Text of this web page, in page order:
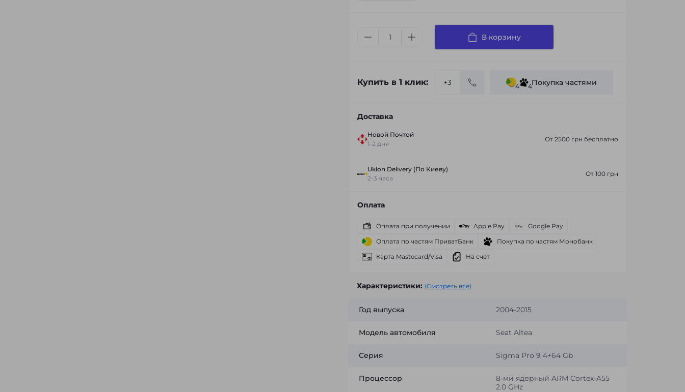
В корзину
Купить в 1 клик: 4 4Покупка частями
Доставка
Новой Почтой
1-2 дня
От 2500 грн бесплатно
Uklon Delivery (По Киеву)
2-3 часа
От 100 грн
Оплата
Оплата при получении Apple Pay
Google Pay
Оплата по частям ПриватБанк
Покупка по частям Монобанк
Карта Mastecard/Visa
На счет
Характеристики: (Смотреть все)
Год выпуска 2004-2015
Модель автомобиля Seat Altea
Серия Sigma Pro 9 4+64 Gb
Процессор
8-ми ядерный ARM Cortex-A55
2.0 GHz